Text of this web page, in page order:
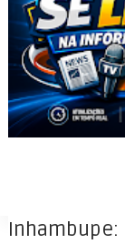
Inhambupe: